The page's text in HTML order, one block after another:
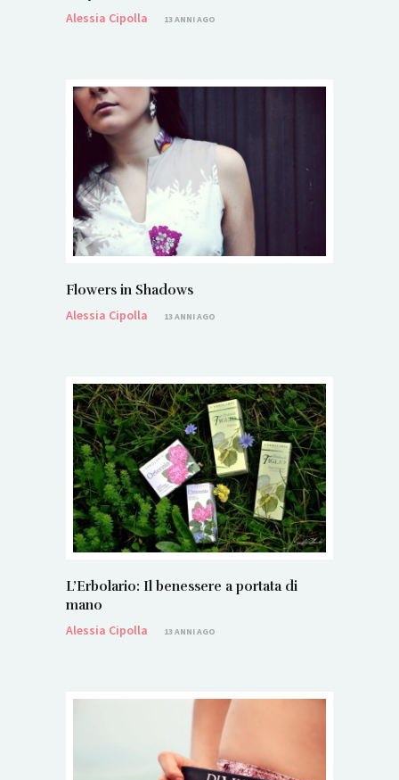
Alessia Cipolla
13 ANNI AGO
Flowers in Shadows
Alessia Cipolla
13 ANNI AGO
L’Erbolario: Il benessere a portata di
mano
Alessia Cipolla
13 ANNI AGO